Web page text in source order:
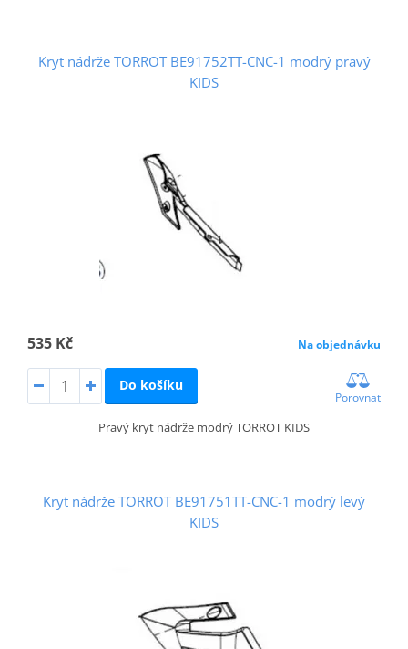
Kryt nádrže TORROT BE91752TT-CNC-1 modrý pravý
KIDS
535 Kč Na objednávku
Do košíku
Porovnat
Pravý kryt nádrže modrý TORROT KIDS
Kryt nádrže TORROT BE91751TT-CNC-1 modrý levý
KIDS